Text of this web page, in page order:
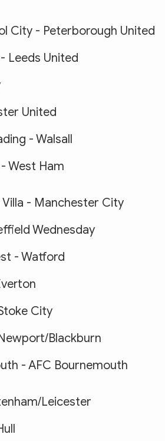
City - Peterborough United
Leeds United
United
- Walsall
West Ham
- Manchester City
Wednesday
- Watford
City
Blackburn
- AFC Bournemouth
Leicester